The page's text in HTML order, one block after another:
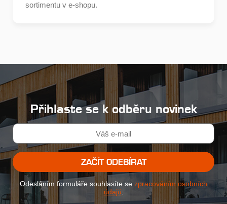
sortimentu v e-shopu.
Přihlaste se k odběru novinek
ZAČÍT ODEBÍRAT
Odesláním formuláře souhlasíte se zpracováním osobních
údajů.